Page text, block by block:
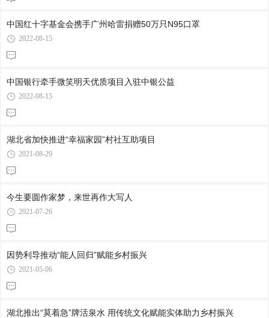
中国红十字基金会携手广州哈雷捐赠50万只N95口罩
2022-08-15
中国银行牵手微笑明天优质项目入驻中银公益
2022-08-15
湖北省加快推进“幸福家园”村社互助项目
2021-08-29
今生要圆作家梦，来世再作大写人
2021-07-26
因势利导推动“能人回归”赋能乡村振兴
2021-05-06
湖北推出“莫着急”牌活泉水 用传统文化赋能实体助力乡村振兴